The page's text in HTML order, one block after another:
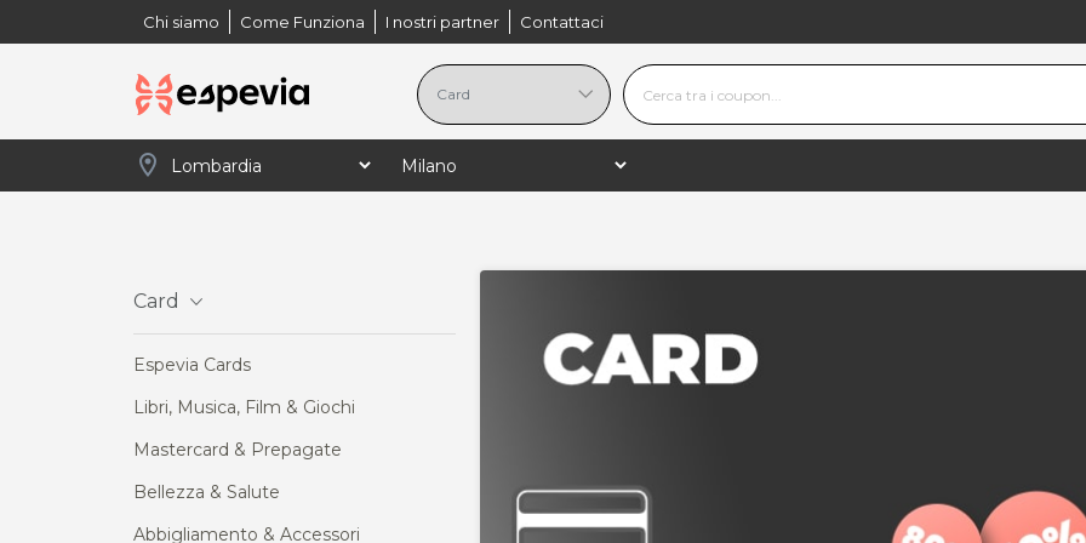
Chi siamo Come Funziona I nostri partner Contattaci
location_on
Card
Espevia Cards
Libri, Musica, Film & Giochi
Mastercard & Prepagate
Bellezza & Salute
Abbigliamento & Accessori